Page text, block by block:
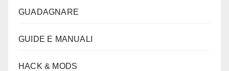
GUADAGNARE
GUIDE E MANUALI
HACK & MODS